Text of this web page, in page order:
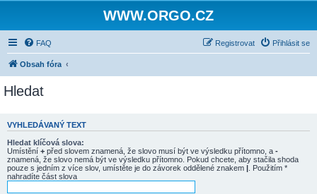
WWW.ORGO.CZ
FAQ Přihlásit se
Registrovat
Obsah fóra
Hledat
VYHLEDÁVANÝ TEXT
Hledat klíčová slova:
Umístění + před slovem znamená, že slovo musí být ve výsledku přítomno, a -
znamená, že slovo nemá být ve výsledku přítomno. Pokud chcete, aby stačila shoda
pouze s jedním z více slov, umístěte je do závorek oddělené znakem | . Použitím *
nahradíte část slova